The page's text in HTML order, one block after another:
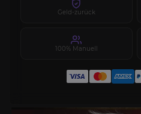
Geld-zurück
100% Manuell